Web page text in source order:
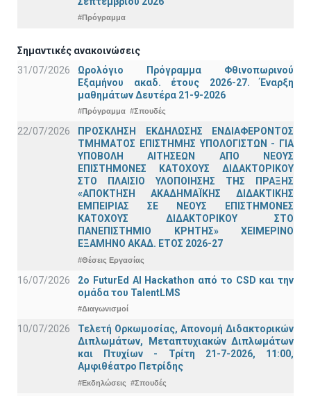
#Πρόγραμμα
Σημαντικές ανακοινώσεις
31/07/2026
Ωρολόγιο Πρόγραμμα Φθινοπωρινού
Εξαμήνου ακαδ. έτους 2026-27. Έναρξη
μαθημάτων Δευτέρα 21-9-2026
#Πρόγραμμα #Σπουδές
22/07/2026
ΠΡΟΣΚΛΗΣΗ ΕΚΔΗΛΩΣΗΣ ΕΝΔΙΑΦΕΡΟΝΤΟΣ
ΤΜΗΜΑΤΟΣ ΕΠΙΣΤΗΜΗΣ ΥΠΟΛΟΓΙΣΤΩΝ - ΓΙΑ
ΥΠΟΒΟΛΗ ΑΙΤΗΣΕΩΝ ΑΠΟ ΝΕΟΥΣ
ΕΠΙΣΤΗΜΟΝΕΣ ΚΑΤΟΧΟΥΣ ΔΙΔΑΚΤΟΡΙΚΟΥ
ΣΤΟ ΠΛΑΙΣΙΟ ΥΛΟΠΟΙΗΣΗΣ ΤΗΣ ΠΡΑΞΗΣ
«ΑΠΟΚΤΗΣΗ ΑΚΑΔΗΜΑΪΚΗΣ ΔΙΔΑΚΤΙΚΗΣ
ΕΜΠΕΙΡΙΑΣ ΣΕ ΝΕΟΥΣ ΕΠΙΣΤΗΜΟΝΕΣ
ΚΑΤΟΧΟΥΣ ΔΙΔΑΚΤΟΡΙΚΟΥ ΣΤΟ
ΠΑΝΕΠΙΣΤΗΜΙΟ ΚΡΗΤΗΣ» ΧΕΙΜΕΡΙΝΟ
ΕΞΑΜΗΝΟ ΑΚΑΔ. ΕΤΟΣ 2026-27
#Θέσεις Εργασίας
16/07/2026
2o FuturEd AI Hackathon από το CSD και την
ομάδα του TalentLMS
#Διαγωνισμοί
10/07/2026
Τελετή Ορκωμοσίας, Απονομή Διδακτορικών
Διπλωμάτων, Μεταπτυχιακών Διπλωμάτων
και Πτυχίων - Τρίτη 21-7-2026, 11:00,
Αμφιθέατρο Πετρίδης
#Εκδηλώσεις #Σπουδές